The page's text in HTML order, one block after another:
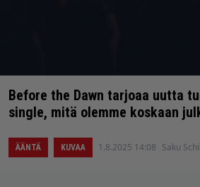
Before the Dawn tarjoaa uutta
single, mitä olemme koskaan
ÄÄNTÄ KUVAA 1.8.2025 14:08 Saku